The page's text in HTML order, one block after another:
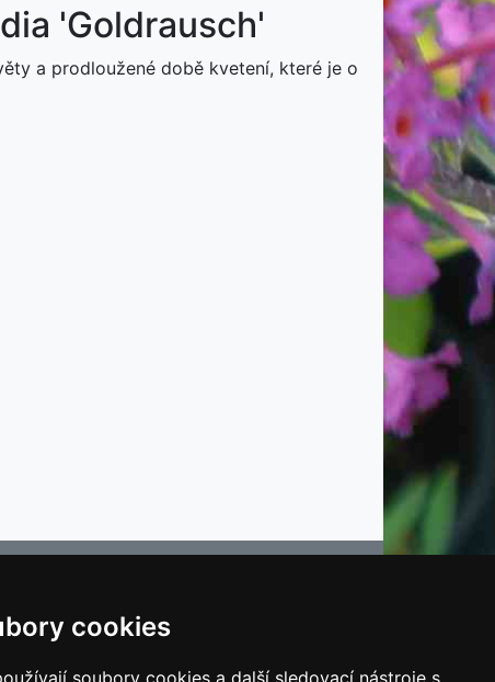
cookies
soubory cookies a další sledovací nástroje s
'Goldrausch'
a prodloužené době kvetení, které je o